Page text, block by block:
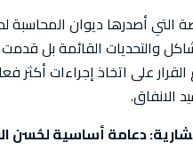
التي أصدرها ديوان المحاسبة
والتحديات القائمة بل
على اتخاذ إجراءات أكثر
الانفاق.
دعامة أساسية لحُسن